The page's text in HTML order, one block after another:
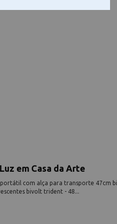
em Casa da Arte
com alça para transporte 47cm
bivolt trident - 48...